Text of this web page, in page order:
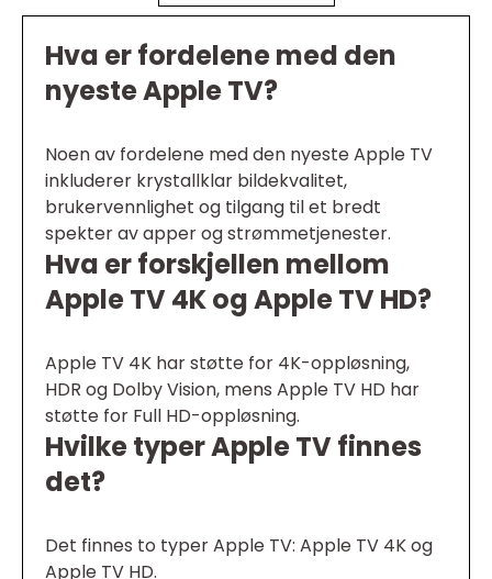
Hva er fordelene med den
nyeste Apple TV?
Noen av fordelene med den nyeste Apple TV
inkluderer krystallklar bildekvalitet,
brukervennlighet og tilgang til et bredt
spekter av apper og strømmetjenester.
Hva er forskjellen mellom
Apple TV 4K og Apple TV HD?
Apple TV 4K har støtte for 4K-oppløsning,
HDR og Dolby Vision, mens Apple TV HD har
støtte for Full HD-oppløsning.
Hvilke typer Apple TV finnes
det?
Det finnes to typer Apple TV: Apple TV 4K og
Apple TV HD.